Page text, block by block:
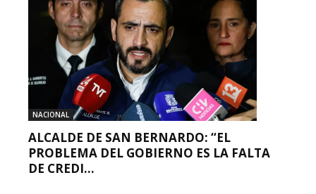
NACIONAL
ALCALDE DE SAN BERNARDO: “EL
PROBLEMA DEL GOBIERNO ES LA FALTA
DE CREDI...